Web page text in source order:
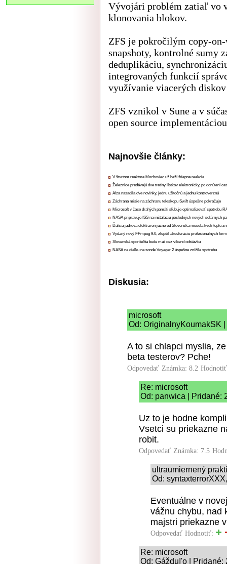
Vývojári problém zatiaľ vo
klonovania blokov.
ZFS je pokročilým copy-
snapshoty, kontrolné sumy
deduplikáciu,
integrovaných funkcií
využívanie viacerých
ZFS vznikol v Sune a v
open source
Najnovšie články:
V štvrtom reaktore Mochoviec už beží štiepna reakcia
Železnice predávajú dve tretiny lístkov elektronicky, po donútení
Alza nasadila dve novinky, jednu užitočnú a jednu kontroverznú
Záchrana misie na záchranu teleskopu Swift úspešne pokračuje
Microsoft v čase drahých pamätí sľubuje optimalizovať spotrebu
NASA pripravuje ISS na inštaláciu posledných nových solárnych
Ďalšia jadrová elektráreň južne od Slovenska musela kvôli teplu
Vydaný nový FFmpeg 9.0, zlepšil akceleráciu profesionálnych
Slovenská sporiteľňa bude mať cez víkend odstávku
NASA na diaľku na sonde Voyager 2 úspešne znížila spotrebu
Diskusia:
microsoft
Od: OriginalnyKoumakSK
A to si chlapci myslia,
beta testerov? Pche!
Odpovedať Známka: 8.2
Re: microsoft
Od: panwica | Pridané:
Uz to je hodne
Vsetci su priekazne
robit.
Odpovedať Známka: 7.5
ultraumiernený
Od:
Eventuálne v
vážnu chybu, nad
majstri priekazne
Odpovedať Hodnotiť:
Re: microsoft
Od: GážduI'o | Pridané: